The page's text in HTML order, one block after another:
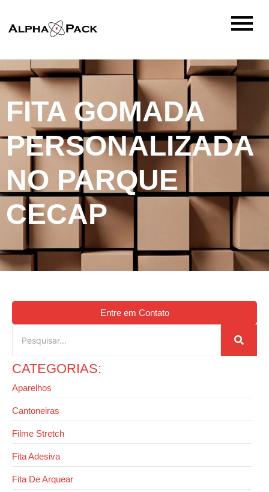
FITA GOMADA
PERSONALIZADA
NO PARQUE
CECAP
Entre em Contato
CATEGORIAS:
Aparelhos
Cantoneiras
Filme Stretch
Fita Adesiva
Fita De Arquear